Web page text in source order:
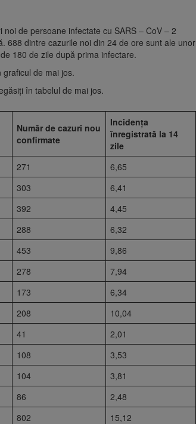
de persoane infectate cu SARS – CoV – 2
688 dintre cazurile noi din 24 de ore sunt ale unor
180 de zile după prima infectare.
de mai jos.
în tabelul de mai jos.
Număr de cazuri nou
confirmate
Incidența
înregistrată la 14
zile
271
6,65
303
6,41
392
4,45
288
6,32
453
9,86
278
7,94
173
6,34
208
10,04
41
2,01
108
3,53
104
3,81
86
2,48
802
15,12